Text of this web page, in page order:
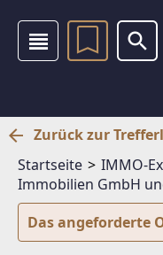
Zurück zur
Startseite
IMMO-
Immobilien GmbH
Das angeforderte